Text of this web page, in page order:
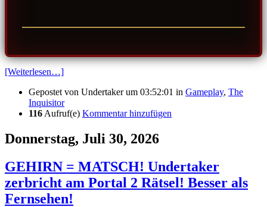
[Weiterlesen…]
Gepostet von Undertakerum 03:52:01 in Gameplay, The
Inquisitor
116 Aufruf(e) Kommentar hinzufügen
Donnerstag, Juli 30, 2026
GEHIRN = MATSCH! Undertaker
zerbricht am Portal 2 Rätsel! Besser als
Fernsehen!